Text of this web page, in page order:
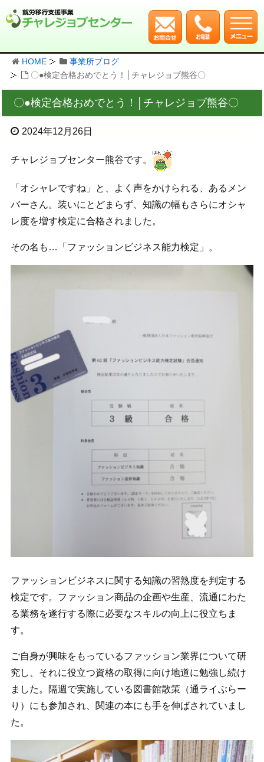
HOME
事業所ブログ
〇●検定合格おめでとう！│チャレジョブ熊谷〇
〇●検定合格おめでとう！│チャレジョブ熊谷〇
2024年12月26日
チャレジョブセンター熊谷です。
「オシャレですね」と、よく声をかけられる、あるメン
バーさん。装いにとどまらず、知識の幅もさらにオシャ
レ度を増す検定に合格されました。
その名も…「ファッションビジネス能力検定」。
ファッションビジネスに関する知識の習熟度を判定する
検定です。ファッション商品の企画や生産、流通にわた
る業務を遂行する際に必要なスキルの向上に役立ちま
す。
ご自身が興味をもっているファッション業界について研
究し、それに役立つ資格の取得に向け地道に勉強し続け
ました。隔週で実施している図書館散策（通ライぶらー
り）にも参加され、関連の本にも手を伸ばされていまし
た。